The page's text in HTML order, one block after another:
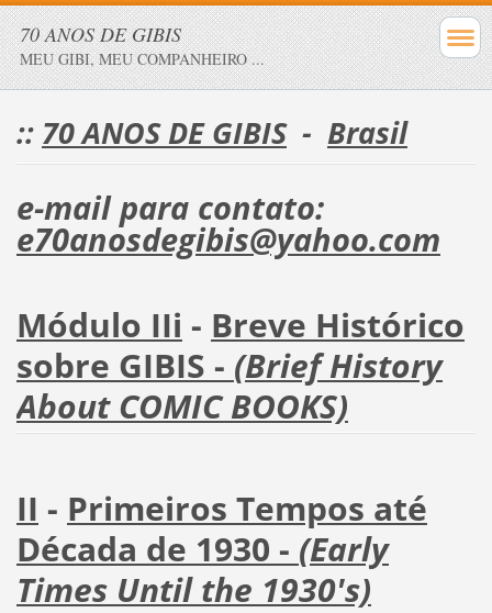
70 ANOS DE GIBIS
MEU GIBI, MEU COMPANHEIRO ...
:: 70 ANOS DE GIBIS- Brasil
e-mail para contato:
e70anosdegibis@yahoo.com
Módulo IIi - Breve Histórico
sobre GIBIS - (Brief History
About COMIC BOOKS)
II - Primeiros Tempos até
Década de 1930 - (Early
Times Until the 1930's)